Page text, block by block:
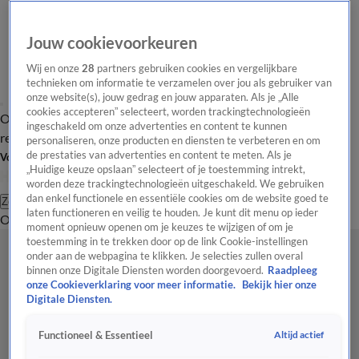
Overzicht Laatste nieuws Regionieuws Het beste van Hart
Tip de
redactie
Volg Hart van Nederland
Zoeken
OverzichtRegioUitzendingenWeerTip de redactiePanelVideo's
Jouw cookievoorkeuren
Wij en onze28 partners gebruiken cookies en vergelijkbare
technieken om informatie te verzamelen over jou als gebruiker van
onze website(s), jouw gedrag en jouw apparaten. Als je „Alle
cookies accepteren” selecteert, worden trackingtechnologieën
ingeschakeld om onze advertenties en content te kunnen
personaliseren, onze producten en diensten te verbeteren en om
de prestaties van advertenties en content te meten. Als je
„Huidige keuze opslaan” selecteert of je toestemming intrekt,
worden deze trackingtechnologieën uitgeschakeld. We gebruiken
dan enkel functionele en essentiële cookies om de website goed te
laten functioneren en veilig te houden. Je kunt dit menu op ieder
moment opnieuw openen om je keuzes te wijzigen of om je
toestemming in te trekken door op de link Cookie-instellingen
onder aan de webpagina te klikken. Je selecties zullen overal
binnen onze Digitale Diensten worden doorgevoerd. Raadpleeg
onze Cookieverklaring voor meer informatie.
Bekijk hier onze
Digitale Diensten.
Functioneel & Essentieel Altijd actief